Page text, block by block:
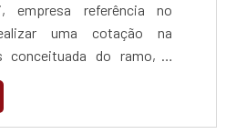
empresa referência no
uma cotação na
conceituada do ramo, o
serviços de excelência e o
para sanar eventuais
PREÇO JUSTO E